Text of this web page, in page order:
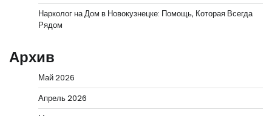
Нарколог на Дом в Новокузнецке: Помощь, Которая Всегда
Рядом
Архив
Май 2026
Апрель 2026